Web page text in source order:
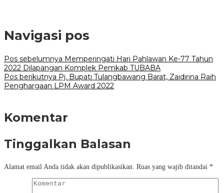
Navigasi pos
Pos sebelumnya Memperingati Hari Pahlawan Ke-77 Tahun
2022 Dilapangan Komplek Pemkab TUBABA
Pos berikutnya Pj. Bupati Tulangbawang Barat, Zaidirina Raih
Penghargaan LPM Award 2022
Komentar
Tinggalkan Balasan
Alamat email Anda tidak akan dipublikasikan. Ruas yang wajib ditandai *